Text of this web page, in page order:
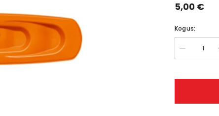
5,00 €
Kogus:
310
€